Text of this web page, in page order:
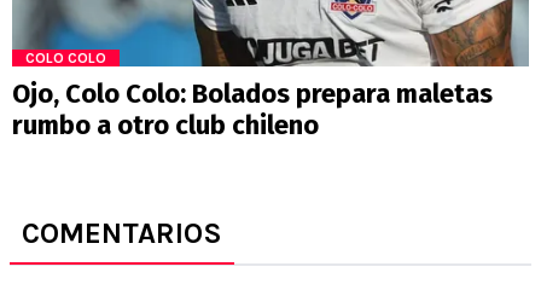
COLO COLO
Ojo, Colo Colo: Bolados prepara maletas
rumbo a otro club chileno
COMENTARIOS